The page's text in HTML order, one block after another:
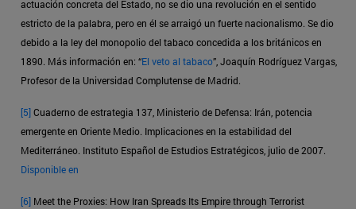
actuación concreta del Estado, no se dio una revolución en el sentido
estricto de la palabra, pero en él se arraigó un fuerte nacionalismo. Se dio
debido a la ley del monopolio del tabaco concedida a los británicos en
1890. Más información en: “El veto al tabaco”, Joaquín Rodríguez Vargas,
Profesor de la Universidad Complutense de Madrid.
[5]Cuaderno de estrategia 137, Ministerio de Defensa: Irán, potencia
emergente en Oriente Medio. Implicaciones en la estabilidad del
Mediterráneo. Instituto Español de Estudios Estratégicos, julio de 2007.
Disponible en
[6] Meet the Proxies: How Iran Spreads Its Empire through Terrorist